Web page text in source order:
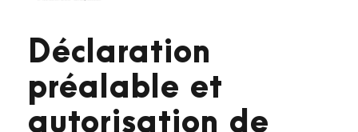
Déclaration
préalable et
autorisation de